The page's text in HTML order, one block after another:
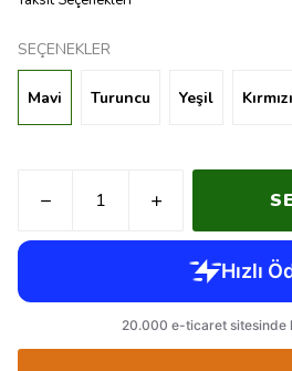
SEÇENEKLER
Mavi Turuncu Yeşil Kırmızı